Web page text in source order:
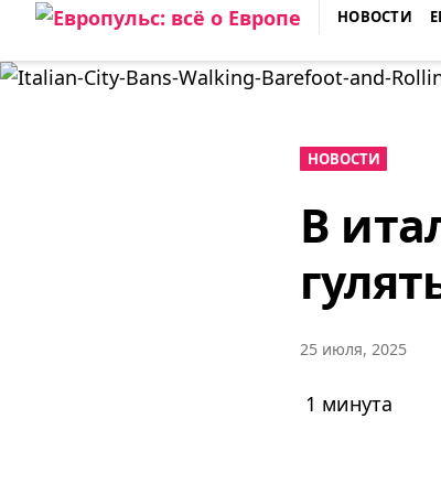
Skip
contentЕВРОПУЛЬС: ВСЁ О ЕВРОПЕ
НОВОСТИ
НОВОСТИ
В
25 июля, 2025
1 минута